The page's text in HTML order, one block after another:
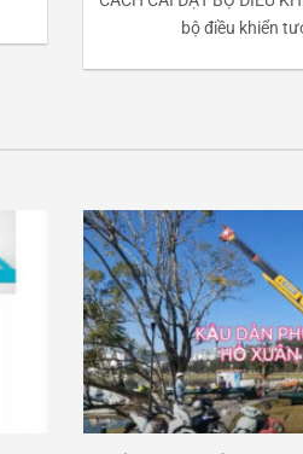
bộ điều khiển